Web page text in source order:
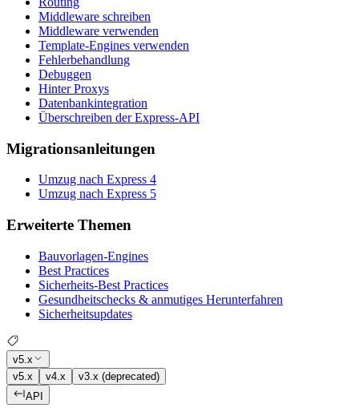
Middleware schreiben
Middleware verwenden
Template-Engines verwenden
Fehlerbehandlung
Debuggen
Hinter Proxys
Datenbankintegration
Überschreiben der Express-API
Migrationsanleitungen
Umzug nach Express 4
Umzug nach Express 5
Erweiterte Themen
Bauvorlagen-Engines
Best Practices
Sicherheits-Best Practices
Gesundheitschecks & anmutiges Herunterfahren
Sicherheitsupdates
v5.x
v5.x
v4.x
v3.x (deprecated)
API